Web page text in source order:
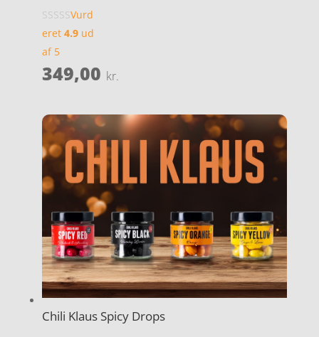
Vurd
eret 4.9ud
af 5
349,00 kr.
Chili Klaus Spicy Drops